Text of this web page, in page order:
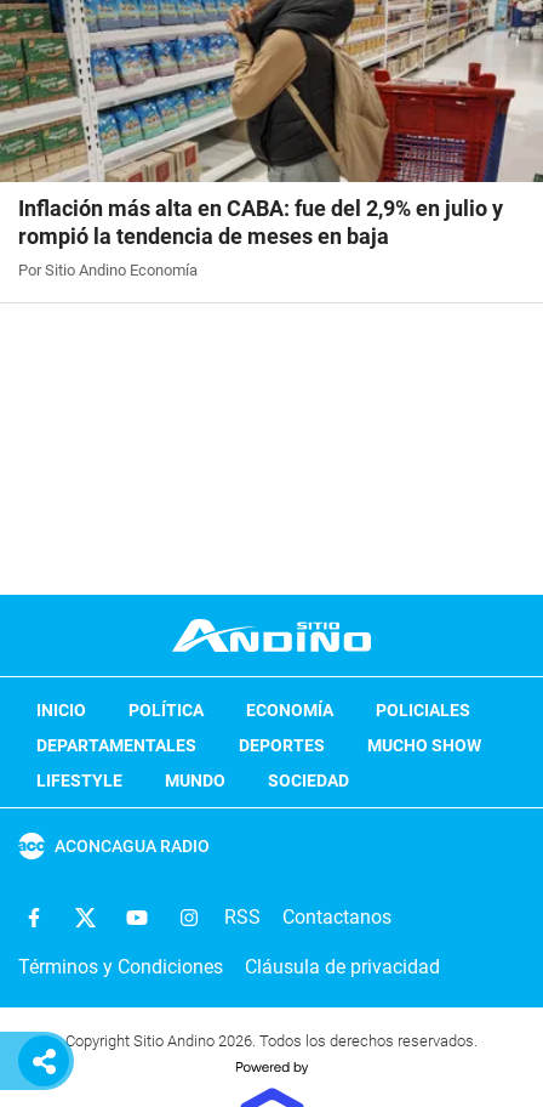
Inflación más alta en CABA: fue del 2,9% en julio y
rompió la tendencia de meses en baja
Por Sitio Andino Economía
INICIO POLÍTICA ECONOMÍA
POLICIALES
DEPARTAMENTALES
DEPORTES
MUCHO SHOW
LIFESTYLE
MUNDO SOCIEDAD
ACONCAGUA RADIO
RSS Contactanos
Términos y Condiciones Cláusula de privacidad
Copyright Sitio Andino 2026. Todos los derechos reservados.